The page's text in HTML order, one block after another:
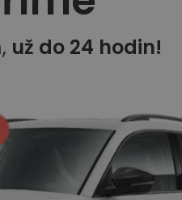
už do 24 hodin!